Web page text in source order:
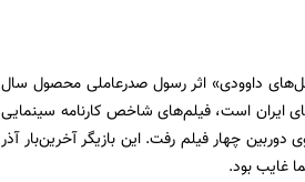
داوودی» اثر رسول صدرعاملی محصول سال
محصول سال 65 که جزو آثار ماندگار سینمای ایران است، فیلم‌های شاخص کارنامه سینمایی
مرحوم معصومی از نیمه دهه 80 در سینما کم‌کار شد و در دهه 90 جلوی دوربین چهار فیلم رفت. این بازیگر آخرین‌بار آذر